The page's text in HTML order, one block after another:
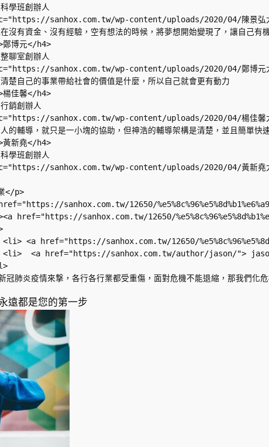
學班創辦人
sanhox.com.tw/wp-content/uploads/2020/04/陳景弘
有資金、沒有經驗，空有想法的時候，將夢想開始變現了，讓自己有
博元</h4>
聊室創辦人
sanhox.com.tw/wp-content/uploads/2020/04/鄭博元
自己的事業帶給社會的價值是什麼，所以自己就會更有動力
佳馨</h4>
銷創辦人
sanhox.com.tw/wp-content/uploads/2020/04/楊佳馨
輔導，就只是一小塊的協助，但神浩的輔導架構是清楚，並且簡單快
新堯</h4>
學班創辦人
sanhox.com.tw/wp-content/uploads/2020/04/黃新堯
事業</p>
sanhox.com.tw/12650/
href="https://sanhox.com.tw/12650/
<a href="https://sanhox.com.tw/12650/
<a href="https://sanhox.com.tw/author/jason/">
遠都是您的第一步